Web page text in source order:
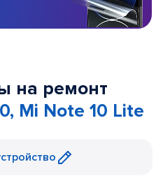
на ремонт
Mi Note 10 Lite